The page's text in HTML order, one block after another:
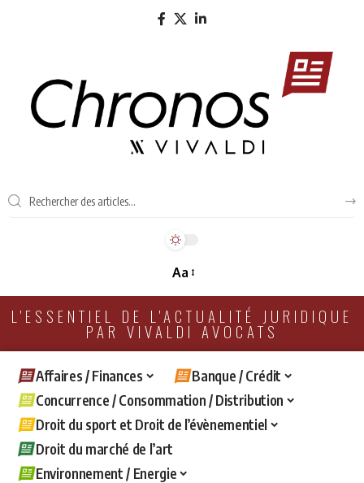
Aa
L'ESSENTIEL DE L'ACTUALITÉ JURIDIQUE
PAR VIVALDI AVOCATS
Affaires / Finances
Banque / Crédit
Concurrence / Consommation / Distribution
Droit du sport et Droit de l’évènementiel
Droit du marché de l’art
Environnement / Energie